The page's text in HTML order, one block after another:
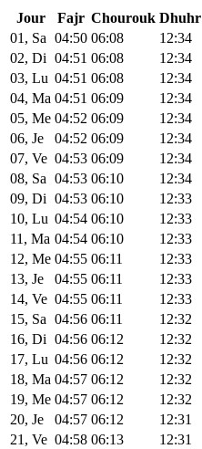
Jour Fajr Chourouk Dhuhr
01, Sa 04:50 06:08 12:34
02, Di 04:51 06:08 12:34
03, Lu 04:51 06:08 12:34
04, Ma 04:51 06:09 12:34
05, Me 04:52 06:09 12:34
06, Je
04:52 06:09 12:34
07, Ve 04:53 06:09 12:34
08, Sa 04:53 06:10 12:34
09, Di 04:53 06:10 12:33
10, Lu 04:54 06:10 12:33
11, Ma 04:54 06:10 12:33
12, Me 04:55 06:11 12:33
13, Je
04:55 06:11 12:33
14, Ve 04:55 06:11 12:33
15, Sa 04:56 06:11 12:32
16, Di 04:56 06:12 12:32
17, Lu 04:56 06:12 12:32
18, Ma 04:57 06:12 12:32
19, Me 04:57 06:12 12:32
20, Je
04:57 06:12 12:31
21, Ve 04:58 06:13 12:31